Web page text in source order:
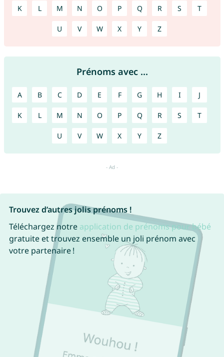
K L M N O P Q R S T
U V W X Y Z
Prénoms avec ...
A B C D E F G H I J
K L M N O P Q R S T
U V W X Y Z
Trouvez d’autres jolis prénoms !
Téléchargez notre application de prénoms pour bébé
gratuite et trouvez ensemble un joli prénom avec
votre partenaire !